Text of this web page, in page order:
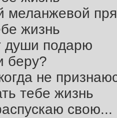
меланжевой
жизнь
души подарю
беру?
не
тебе жизнь
свою...